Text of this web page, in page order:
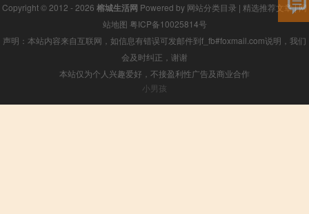
Copyright © 2012 - 2026 榕城生活网 Powered by 网站分类目录 | 精选推荐文章|网
站地图 粤ICP备10025814号
声明：本站内容来自互联网，如信息有错误可发邮件到f_fb#foxmail.com说明，我们
会及时纠正，谢谢
本站仅为个人兴趣爱好，不接盈利性广告及商业合作
小男孩